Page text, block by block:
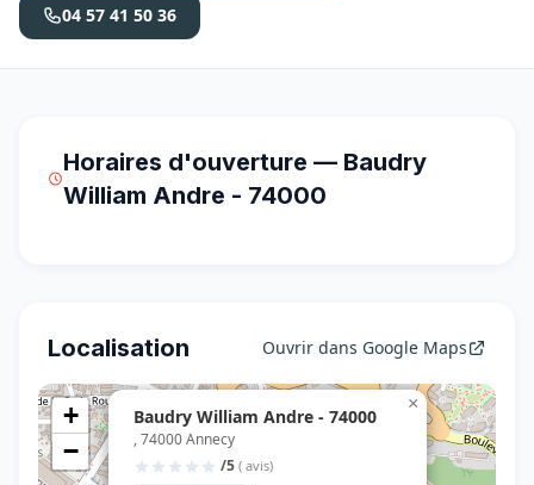
04 57 41 50 36
Horaires d'ouverture — Baudry
William Andre - 74000
Localisation Ouvrir dans Google Maps
Baudry William Andre - 74000
, 74000 Annecy
/5 ( avis)
×
+
−